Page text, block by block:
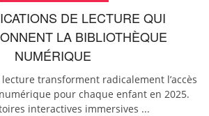
DE LECTURE QUI
LA BIBLIOTHÈQUE
NUMÉRIQUE
transforment radicalement l’accès
pour chaque enfant en 2025.
interactives immersives ...